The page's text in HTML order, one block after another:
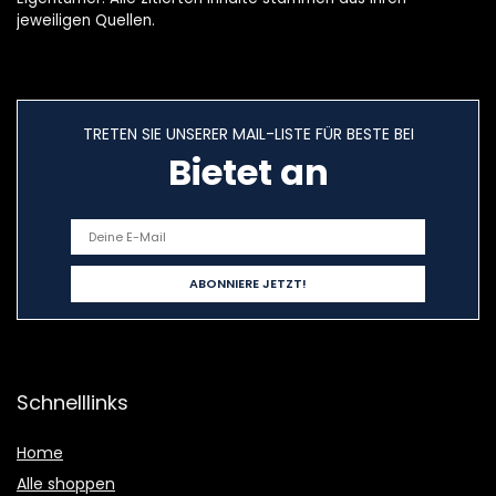
jeweiligen Quellen.
TRETEN SIE UNSERER MAIL-LISTE FÜR BESTE BEI
Bietet an
Schnelllinks
Home
Alle shoppen